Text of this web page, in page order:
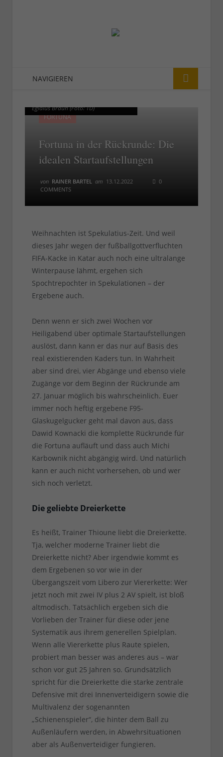
NAVIGIEREN
Egidius Braun (Foto: TD)
FORTUNA
Fortuna in der Rückrunde: Die
idealen Startaufstellungen
von RAINER BARTEL am 13.12.2022
0
COMMENTS
Egidius Braun (Foto: TD)
Weihnachten ist Spekulatius-Zeit. Und weil
dieses Jahr wegen der fußballgottverfluchten
FIFA-Kacke in Katar auch noch eine ultralange
Winterpause lähmt, ergehen sich
Spochtrepochter in Spekulationen – der
Ergebene auch.
Denn wenn er sich zwei Wochen vor
Heiligabend über optimale Startaufstellungen
auslöst, dann kann er das nur auf Basis des
real existierenden Kaders tun. In Wahrheit
aber sind drei, vier Abgänge und ebenso viele
Zugänge vor dem Beginn der Rückrunde am
27. Januar möglich bis wahrscheinlich. Euer
immer noch heftig ergebene F95-
Glaskugelgucker geht mal davon aus, dass
Dawid Kownacki die komplette Rückrunde für
die Fortuna aufläuft und dass auch Michi
Karbownik nicht abgängig wird. Und natürlich
kann er auch nicht vorhersehen, ob und wer
sich noch verletzt.
Die geliebte Dreierkette
Es heißt, Trainer Thioune liebt die Dreierkette.
Tja, welcher moderne Trainer liebt die
Dreierkette nicht? Aber irgendwie kommt es
dem Ergebenen so vor wie in der
Übergangszeit vom Libero zur Viererkette: Wer
jetzt noch mit zwei IV plus 2 AV spielt, ist bloß
altmodisch. Tatsächlich ergeben sich die
Vorlieben der Trainer für diese oder jene
Systematik aus ihrem generellen Spielplan.
Wenn alle Viererkette plus Raute spielen,
probiert man besser was anderes aus – war
schon vor gut 25 Jahren so. Grundsätzlich
spricht für die Dreierkette die starke zentrale
Defensive mit drei Innenverteidigern sowie die
Multivalenz der sogenannten
„Schienenspieler“, die hinter dem Ball zu
Außenläufern werden, in Abwehrsituationen
aber als Außenverteidiger fungieren.